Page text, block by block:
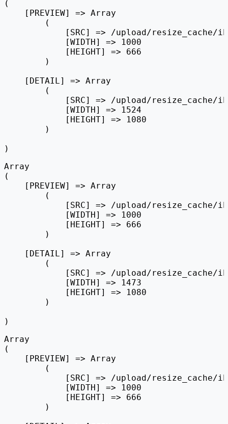
(
    [PREVIEW] => Array
        (
[SRC] => /upload/resize_cache/
            [WIDTH] => 1000
            [HEIGHT] => 666
        )
    [DETAIL] => Array
        (
[SRC] => /upload/resize_cache/
            [WIDTH] => 1524
            [HEIGHT] => 1080
        )
Array
(
    [PREVIEW] => Array
        (
[SRC] => /upload/resize_cache/
            [WIDTH] => 1000
            [HEIGHT] => 666
        )
    [DETAIL] => Array
        (
[SRC] => /upload/resize_cache/
            [WIDTH] => 1473
            [HEIGHT] => 1080
        )
Array
(
    [PREVIEW] => Array
        (
[SRC] => /upload/resize_cache/
            [WIDTH] => 1000
            [HEIGHT] => 666
        )